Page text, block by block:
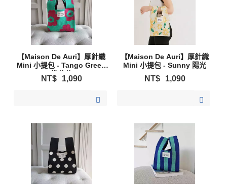
【Maison De Auri】厚針織
Mini 小提包 - Tango Green
綠花花
NT$ 1,090
【Maison De Auri】厚針織
Mini 小提包 - Sunny 陽光
NT$ 1,090